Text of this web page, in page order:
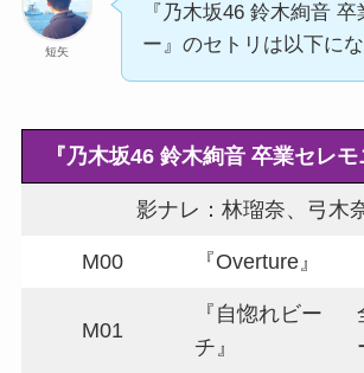
短矢
『乃木坂46 鈴木絢音
ー』のセトリは以下にな
『乃木坂46 鈴木絢音 卒業セレ
影ナレ：林瑠奈、弓木
M00 『Overture』
M01
『自惚れビー
チ』